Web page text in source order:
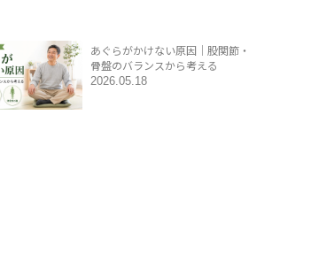
あぐらがかけない原因｜股関節・
骨盤のバランスから考える
2026.05.18